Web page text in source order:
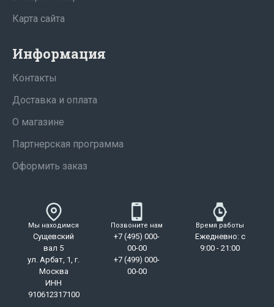
Карта сайта
Информация
Контакты
Доставка и оплата
О магазине
Партнерская программа
Оформить заказ
Мы находимся
Сущевский
вал 5
ул. Арбат, 1, г.
Москва
ИНН
910612317100
Позвоните нам
+7 (495) 000-
00-00
+7 (499) 000-
00-00
Время работы
Ежедневно: с
9:00 - 21:00